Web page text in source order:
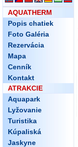
AQUATHERM
Popis chatiek
Foto Galéria
Rezervácia
Mapa
Cenník
Kontakt
ATRAKCIE
Aquapark
Lyžovanie
Turistika
Kúpaliská
Jaskyne